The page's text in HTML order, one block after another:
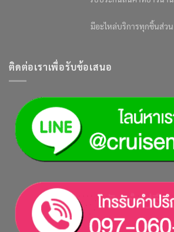
มีอะไหล่บริการทุกชิ้นส่วน
ติดต่อเราเพื่อรับข้อเสนอ